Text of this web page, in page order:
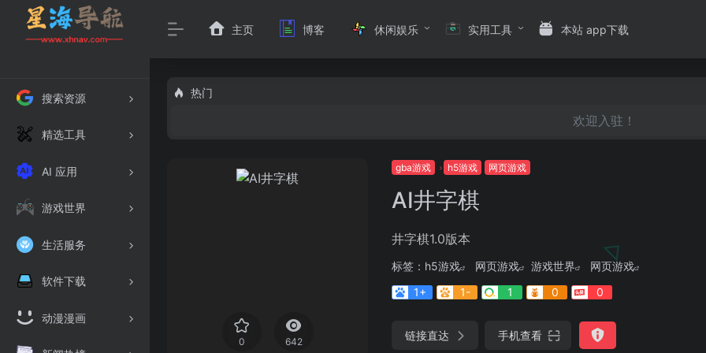
搜索资源
精选工具
AI 应用
游戏世界
生活服务
软件下载
动漫漫画
主页 博客 休闲娱乐 实用工具 本站 app下载
热门
欢迎入驻！
0 642
gba游戏 h5游戏 网页游戏
AI井字棋
井字棋1.0版本
标签： h5游戏 网页游戏 游戏世界
网页游戏
1+
1- 1 0 0
链接直达 手机查看